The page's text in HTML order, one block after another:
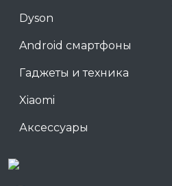
Dyson
Android смартфоны
Гаджеты и техника
Xiaomi
Аксессуары